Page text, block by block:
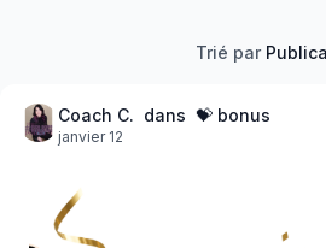
Trié par
Coach C. dans 💝 bonus
janvier 12